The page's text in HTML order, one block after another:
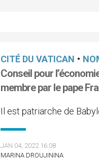
CITÉ DU VATICAN •
Conseil pour
membre par le pape
Il est patriarche de
JAN 04, 2022 16:08
MARINA DROUJININA